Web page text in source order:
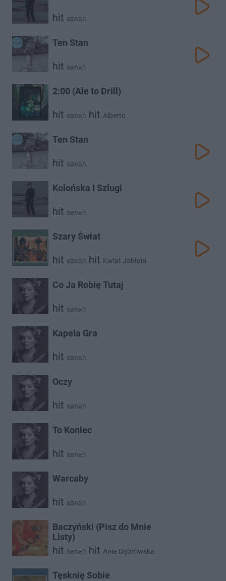
hit sanah
Ten Stan
hit sanah
2:00 (Ale to Drill)
hit sanah hit Alberto
Ten Stan
hit sanah
Kolońska I Szlugi
hit sanah
Szary Świat
hit sanah hit Kwiat Jabłoni
Co Ja Robię Tutaj
hit sanah
Kapela Gra
hit sanah
Oczy
hit sanah
To Koniec
hit sanah
Warcaby
hit sanah
Baczyński (Pisz do Mnie
Listy)
hit sanah hit Ania Dąbrowska
Tęsknię Sobie